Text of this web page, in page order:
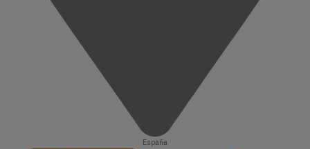
España